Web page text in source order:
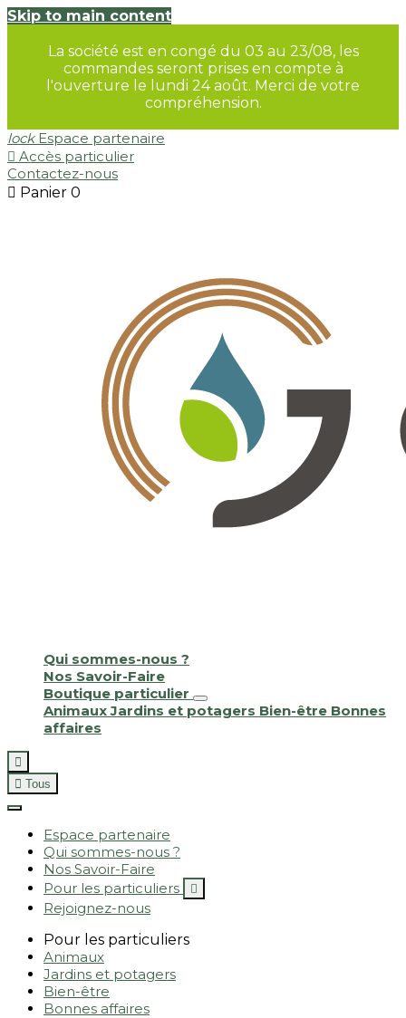
Skip to main content
La société est en congé du 03 au 23/08, les
commandes seront prises en compte à
l'ouverture le lundi 24 août. Merci de votre
compréhension.
lockEspace partenaire
 Accès particulier
Contactez-nous
 Panier 0
Qui sommes-nous ?
Nos Savoir-Faire
Boutique particulier
AnimauxJardins et potagers Bien-être Bonnes
affaires

 Tous
Espace partenaire
Qui sommes-nous ?
Nos Savoir-Faire
Pour les particuliers

Rejoignez-nous
Pour les particuliers
Animaux
Jardins et potagers
Bien-être
Bonnes affaires